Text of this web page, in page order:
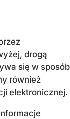
drogą
się w sposób
również
elektronicznej.